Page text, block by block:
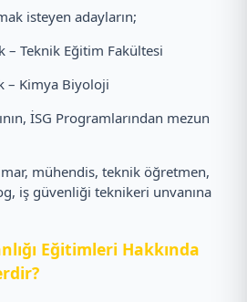
isteyen adayların;
– Teknik Eğitim Fakültesi
– Kimya Biyoloji
İSG Programlarından mezun
mühendis, teknik öğretmen,
iş güvenliği teknikeri unvanına
Eğitimleri Hakkında